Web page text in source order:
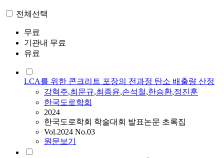
전체선택
무료
기관내 무료
유료
LCA를 위한 콘크리트 포장의 전과정 탄소 배출량 산정
강혁주,최문규,최종윤,손석철,한승환,정진훈
한국도로학회
2024
한국도로학회 학술대회 발표논문 초록집
Vol.2024 No.03
원문보기